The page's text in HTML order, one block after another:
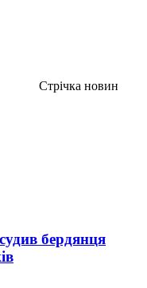
Стрічка новин
бердянця